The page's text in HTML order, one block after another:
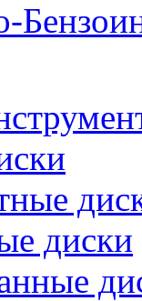
диски